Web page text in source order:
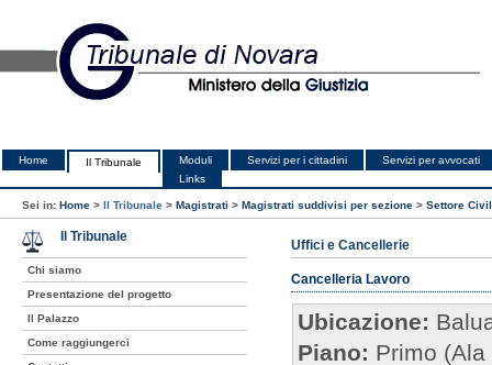
Home Il Tribunale Moduli Servizi per i cittadini
Servizi per avvocati
Links
Sei in: Home > Il Tribunale > Magistrati > Magistrati suddivisi per sezione > Settore
Uffici e Cancellerie
Cancelleria Lavoro
Ubicazione:
Piano: Primo (Ala
Il Tribunale
Chi siamo
Presentazione del progetto
Il Palazzo
Come raggiungerci